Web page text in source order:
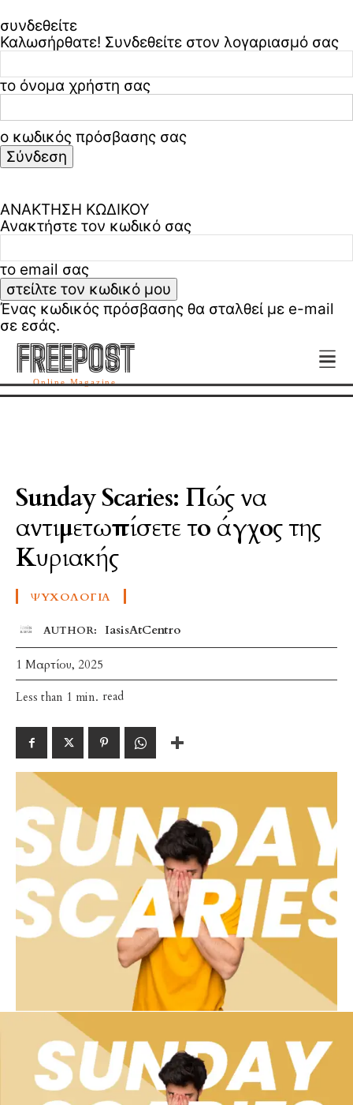
συνδεθείτε
Καλωσήρθατε! Συνδεθείτε στον λογαριασμό σας
το όνομα χρήστη σας
ο κωδικός πρόσβασης σας
ΑΝΑΚΤΗΣΗ ΚΩΔΙΚΟΥ
Ανακτήστε τον κωδικό σας
το email σας
Ένας κωδικός πρόσβασης θα σταλθεί με e-mail
σε εσάς.
FREEPOST
Online Magazine
FREEPOST
Sunday Scaries: Πώς να
αντιμετωπίσετε το άγχος της
Κυριακής
ΨΥΧΟΛΟΓΊΑ
AUTHOR: IasisAtCentro
1 Μαρτίου, 2025
Less than 1 min. read